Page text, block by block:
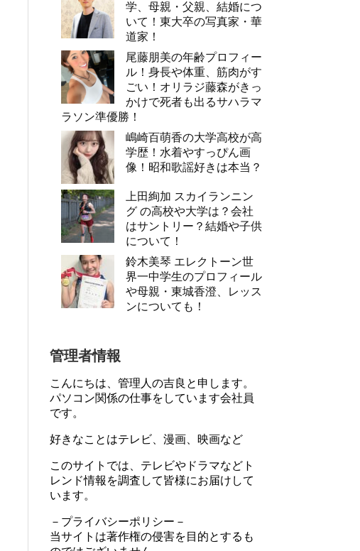
学、母親・父親、結婚につ
いて！東大卒の写真家・華
道家！
尾藤朋美の年齢プロフィー
ル！身長や体重、筋肉がす
ごい！オリラジ藤森がきっ
かけで死者も出るサハラマ
ラソン準優勝！
嶋崎百萌香の大学高校が高
学歴！水着やすっぴん画
像！昭和歌謡好きは本当？
上田絢加 スカイランニン
グ の高校や大学は？会社
はサントリー？結婚や子供
について！
鈴木美琴 エレクトーン世
界一中学生のプロフィール
や母親・東城香澄、レッス
ンについても！
管理者情報
こんにちは、管理人の吉良と申します。
パソコン関係の仕事をしています会社員
です。
好きなことはテレビ、漫画、映画など
このサイトでは、テレビやドラマなどト
レンド情報を調査して皆様にお届けして
います。
－プライバシーポリシー－
当サイトは著作権の侵害を目的とするも